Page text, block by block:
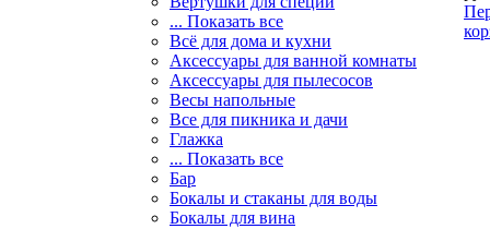
... Показать все
Всё для дома и кухни
Аксессуары для ванной комнаты
Аксессуары для пылесосов
Весы напольные
Все для пикника и дачи
Глажка
... Показать все
Бар
Бокалы и стаканы для воды
Бокалы для вина